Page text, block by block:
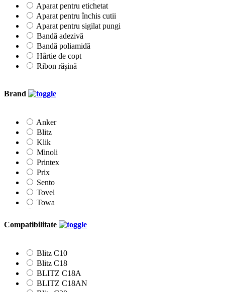
Aparat pentru etichetat
Aparat pentru închis cutii
Aparat pentru sigilat pungi
Bandă adezivă
Bandă poliamidă
Hârtie de copt
Ribon rășină
Brand
Anker
Blitz
Klik
Minoli
Printex
Prix
Sento
Tovel
Towa
Compatibilitate
Blitz C10
Blitz C18
BLITZ C18A
BLITZ C18AN